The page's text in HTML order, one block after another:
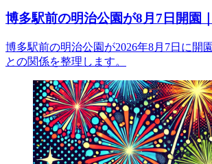
博多駅前の明治公園が8月7日開園
博多駅前の明治公園が2026年8月7日に開
との関係を整理します。